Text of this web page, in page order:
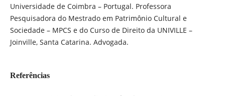
Universidade de Coimbra – Portugal. Professora
Pesquisadora do Mestrado em Patrimônio Cultural e
Sociedade – MPCS e do Curso de Direito da UNIVILLE –
Joinville, Santa Catarina. Advogada.
Referências